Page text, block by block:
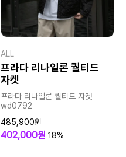
ALL
프라다 리나일론 퀄티드
자켓
프라다 리나일론 퀄티드 자켓
wd0792
485,900원
402,000원 18%